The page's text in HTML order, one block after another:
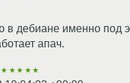
в дебиане именно под
апач.
★★★★★